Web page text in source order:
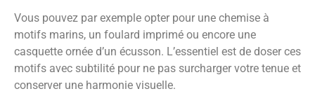
Vous pouvez par exemple opter pour une chemise à
motifs marins, un foulard imprimé ou encore une
casquette ornée d’un écusson. L’essentiel est de doser ces
motifs avec subtilité pour ne pas surcharger votre tenue et
conserver une harmonie visuelle.